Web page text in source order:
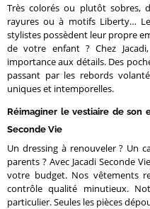
Très colorés ou plutôt sobres,
rayures ou à motifs Liberty…
stylistes possèdent leur propre
de votre enfant ? Chez
importance aux détails. Des
passant par les rebords
uniques et intemporelles.
Réimaginer le vestiaire de son
Seconde Vie
Un dressing à renouveler ? Un
parents ? Avec Jacadi Seconde
votre budget. Nos vêtements
contrôle qualité minutieux.
particulier. Seules les pièces